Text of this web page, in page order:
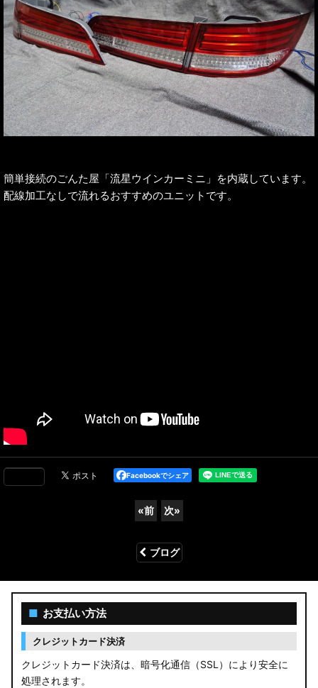
簡単接続のごんた屋「流星ウインカーミニ」を内蔵しています。
配線加工なしで流れるおすすめのユニットです。
Facebookでシェア
«前 次»
ブログ
■ お支払い方法
クレジットカード決済
クレジットカード決済は、暗号化通信（SSL）により安全に
処理されます。